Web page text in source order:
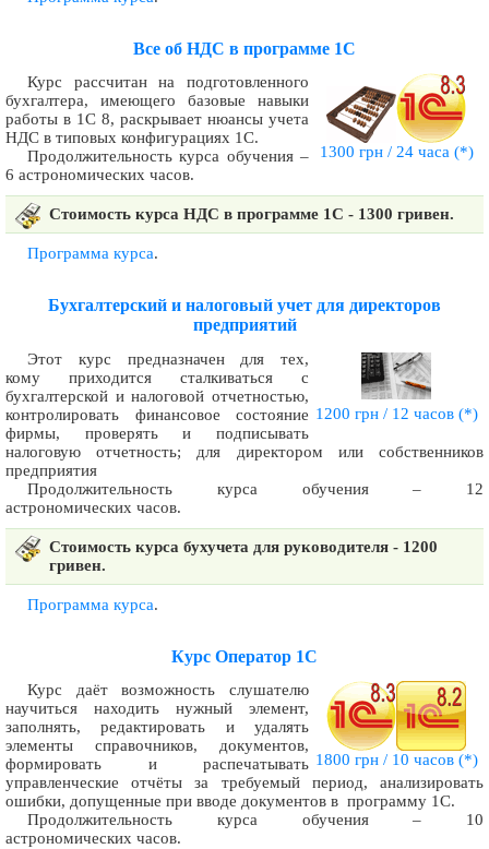
Все об НДС в программе 1С
1300 грн / 24 часа (*)
Курс рассчитан на подготовленного
бухгалтера, имеющего базовые навыки
работы в 1С 8, раскрывает нюансы учета
НДС в типовых конфигурациях 1С.
Продолжительность курса обучения –
6 астрономических часов.
Стоимость курса НДС в программе 1С - 1300 гривен.
Программа курса.
Бухгалтерский и налоговый учет для директоров
предприятий
1200 грн / 12 часов (*)
Этот курс предназначен для тех,
кому приходится сталкиваться с
бухгалтерской и налоговой отчетностью,
контролировать финансовое состояние
фирмы, проверять и подписывать
налоговую отчетность; для директором или собственников
предприятия
Продолжительность курса обучения – 12
астрономических часов.
Стоимость курса бухучета для руководителя - 1200
гривен.
Программа курса.
Курс Оператор 1С
1800 грн / 10 часов (*)
Курс даёт возможность слушателю
научиться находить нужный элемент,
заполнять, редактировать и удалять
элементы справочников, документов,
формировать и распечатывать
управленческие отчёты за требуемый период, анализировать
ошибки, допущенные при вводе документов в программу 1С.
Продолжительность курса обучения – 10
астрономических часов.